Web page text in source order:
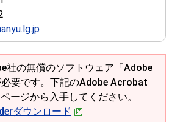
社の無償のソフトウェア「Adobe
要です。下記のAdobe Acrobat
ージから入手してください。
ダウンロード